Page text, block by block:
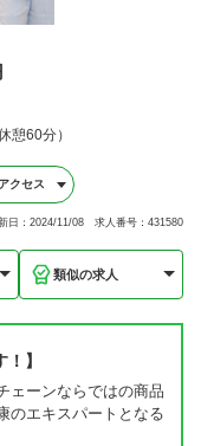
憩60分）
アクセス
日：2024/11/08 求人番号：431580
類似の求人
】
ェーンならではの商品
のエキスパートとなる